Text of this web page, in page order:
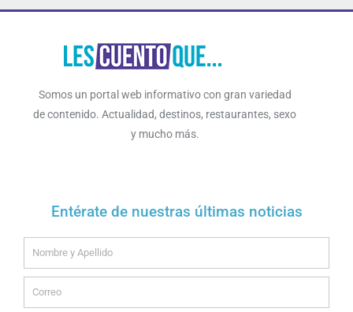
Somos un portal web informativo con gran variedad
de contenido. Actualidad, destinos, restaurantes, sexo
y mucho más.
Entérate de nuestras últimas noticias